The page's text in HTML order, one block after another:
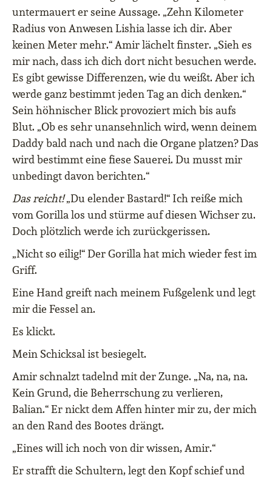
untermauert er seine Aussage. „Zehn Kilometer
Radius von Anwesen Lishia lasse ich dir. Aber
keinen Meter mehr.“ Amir lächelt finster. „Sieh es
mir nach, dass ich dich dort nicht besuchen werde.
Es gibt gewisse Differenzen, wie du weißt. Aber ich
werde ganz bestimmt jeden Tag an dich denken.“
Sein höhnischer Blick provoziert mich bis aufs
Blut. „Ob es sehr unansehnlich wird, wenn deinem
Daddy bald nach und nach die Organe platzen? Das
wird bestimmt eine fiese Sauerei. Du musst mir
unbedingt davon berichten.“
Das reicht!„Du elender Bastard!“ Ich reiße mich
vom Gorilla los und stürme auf diesen Wichser zu.
Doch plötzlich werde ich zurückgerissen.
„Nicht so eilig!“ Der Gorilla hat mich wieder fest im
Griff.
Eine Hand greift nach meinem Fußgelenk und legt
mir die Fessel an.
Es klickt.
Mein Schicksal ist besiegelt.
Amir schnalzt tadelnd mit der Zunge. „Na, na, na.
Kein Grund, die Beherrschung zu verlieren,
Balian.“ Er nickt dem Affen hinter mir zu, der mich
an den Rand des Bootes drängt.
„Eines will ich noch von dir wissen, Amir.“
Er strafft die Schultern, legt den Kopf schief und